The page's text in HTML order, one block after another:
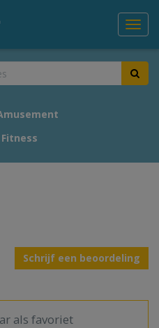
Schrijf een beoordeling
als favoriet